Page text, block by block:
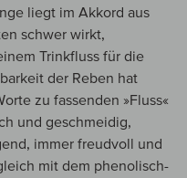
liegt im Akkord aus
schwer wirkt,
Trinkfluss für die
der Reben hat
zu fassenden »Fluss«
und geschmeidig,
immer freudvoll und
mit dem phenolisch-